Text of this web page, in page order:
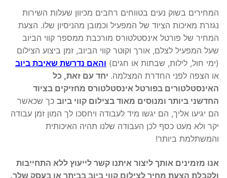
המחירים בשוק נעים בטווחים רחבים מכיוון שעלות השירות
נגזרת מאיכות הציוד של המפעיל וכמובן מהניסיון שלו. הצעת
המחיר של פורטל אינסטלטורס מורכבת ממספר קווי הביוב
שעל המפעיל לצלם, אורך וקוטר קווי הביוב, זמן ביצוע הצילום
(ימי חול, לילות, שבתות או חגים) והאם נדרשת שאיבת ביוב
או הצפה לפני החדרת המצלמה. יחד עם זאת, כל
האינסטלטורים בפורטל אינסטלטורס מחזיקים בציוד
החדשני ביותר ומנוסים מאוד בצילום קווי ביוב כך שכאשר
הם יגיעו אליך, הם יגשו מיד לעבודה ויחסכו לך המון זמן עבודה
יקר ולא מעט כסף לכן העבודה שלנו תהיה האיכותית
והמשתלמת ביותר!
אנו מזמינים אותך ליצור איתנו קשר לייעוץ ללא התחייבות
ולקבלת הצעת מחיר לצילום קווי ביוב בביתך או בעסק שלך.